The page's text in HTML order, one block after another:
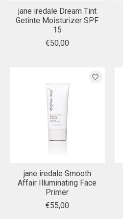
jane iredale Dream Tint
Getinte Moisturizer SPF
15
€50,00
jane iredale Smooth
Affair Illuminating Face
Primer
€55,00